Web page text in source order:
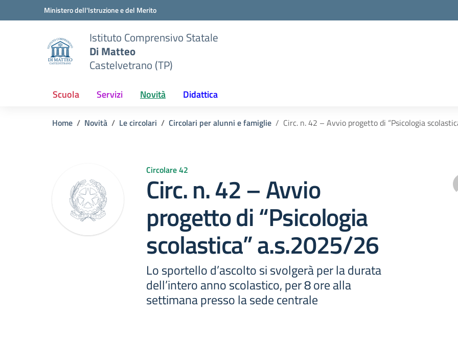
Vai ai contenuti
Vai al menu di navigazioneMinistero dell'Istruzione e del Merito
Istituto Comprensivo Statale
Di Matteo
Castelvetrano (TP)
Scuola Servizi Novità Didattica
Home Novità Le circolari Circolari per alunni e famiglie Circ. n. 42 – Avvio progetto di “Psicologia
Circolare 42
Circ. n. 42 – Avvio
progetto di “Psicologia
scolastica” a.s.2025/26
Lo sportello d’ascolto si svolgerà per la durata
dell’intero anno scolastico, per 8 ore alla
settimana presso la sede centrale